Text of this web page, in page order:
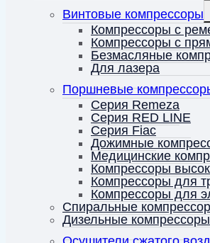
Винтовые компрессоры
Компрессоры с
Компрессоры с
Безмасляные
Для лазера
Поршневые
Серия Remeza
Серия RED LINE
Серия Fiac
Дожимные
Медицинские
Компрессоры
Компрессоры для
Компрессоры для
Спиральные
Дизельные компрессоры